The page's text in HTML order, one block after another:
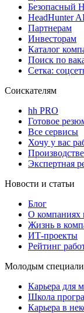
Безопасный
HeadHunter
Партнерам
Инвесторам
Каталог
Поиск по
Сетка:
Соискателям
hh PRO
Готовое
Все сервисы
Хочу у вас
Экспертная
Новости и статьи
Блог
О компаниях
Жизнь в
ИТ-проекты
Рейтинг
Молодым
Карьера для
Школа
Карьера в